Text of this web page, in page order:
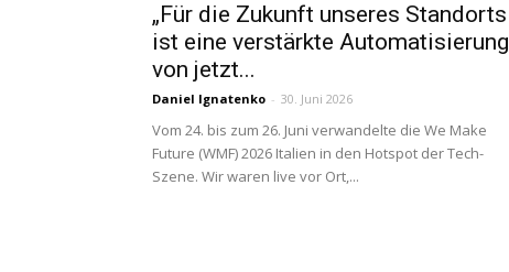
„Für die Zukunft unseres Standorts
ist eine verstärkte Automatisierung
von jetzt...
Daniel Ignatenko - 30. Juni 2026
Vom 24. bis zum 26. Juni verwandelte die We Make
Future (WMF) 2026 Italien in den Hotspot der Tech-
Szene. Wir waren live vor Ort,...